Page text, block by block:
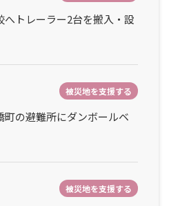
へトレーラー2台を搬入・設
被災地を支援する
町の避難所にダンボールベ
被災地を支援する